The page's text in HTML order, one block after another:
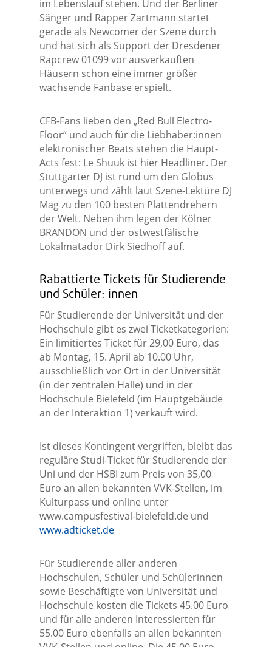
im Lebenslauf stehen. Und der Berliner
Sänger und Rapper Zartmann startet
gerade als Newcomer der Szene durch
und hat sich als Support der Dresdener
Rapcrew 01099 vor ausverkauften
Häusern schon eine immer größer
wachsende Fanbase erspielt.
CFB-Fans lieben den „Red Bull Electro-
Floor“ und auch für die Liebhaber:innen
elektronischer Beats stehen die Haupt-
Acts fest: Le Shuuk ist hier Headliner. Der
Stuttgarter DJ ist rund um den Globus
unterwegs und zählt laut Szene-Lektüre DJ
Mag zu den 100 besten Plattendrehern
der Welt. Neben ihm legen der Kölner
BRANDON und der ostwestfälische
Lokalmatador Dirk Siedhoff auf.
Rabattierte Tickets für Studierende
und Schüler: innen
Für Studierende der Universität und der
Hochschule gibt es zwei Ticketkategorien:
Ein limitiertes Ticket für 29,00 Euro, das
ab Montag, 15. April ab 10.00 Uhr,
ausschließlich vor Ort in der Universität
(in der zentralen Halle) und in der
Hochschule Bielefeld (im Hauptgebäude
an der Interaktion 1) verkauft wird.
Ist dieses Kontingent vergriffen, bleibt das
reguläre Studi-Ticket für Studierende der
Uni und der HSBI zum Preis von 35,00
Euro an allen bekannten VVK-Stellen, im
Kulturpass und online unter
www.campusfestival-bielefeld.de und
www.adticket.de
Für Studierende aller anderen
Hochschulen, Schüler und Schülerinnen
sowie Beschäftigte von Universität und
Hochschule kosten die Tickets 45.00 Euro
und für alle anderen Interessierten für
55.00 Euro ebenfalls an allen bekannten